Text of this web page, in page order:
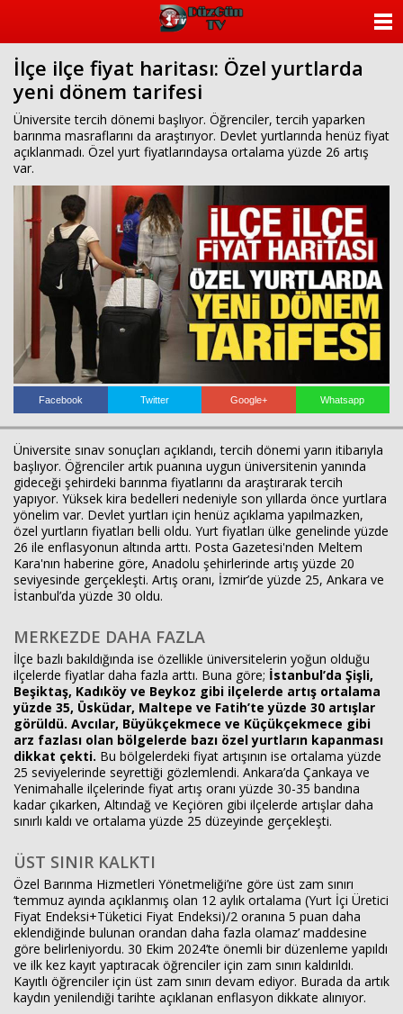
İlçe ilçe fiyat haritası: Özel yurtlarda
yeni dönem tarifesi
Üniversite tercih dönemi başlıyor. Öğrenciler, tercih yaparken
barınma masraflarını da araştırıyor. Devlet yurtlarında henüz fiyat
açıklanmadı. Özel yurt fiyatlarındaysa ortalama yüzde 26 artış
var.
Facebook Twitter Google+ Whatsapp
Üniversite sınav sonuçları açıklandı, tercih dönemi yarın itibarıyla
başlıyor. Öğrenciler artık puanına uygun üniversitenin yanında
gideceği şehirdeki barınma fiyatlarını da araştırarak tercih
yapıyor. Yüksek kira bedelleri nedeniyle son yıllarda önce yurtlara
yönelim var. Devlet yurtları için henüz açıklama yapılmazken,
özel yurtların fiyatları belli oldu. Yurt fiyatları ülke genelinde yüzde
26 ile enflasyonun altında arttı. Posta Gazetesi'nden Meltem
Kara'nın haberine göre, Anadolu şehirlerinde artış yüzde 20
seviyesinde gerçekleşti. Artış oranı, İzmir’de yüzde 25, Ankara ve
İstanbul’da yüzde 30 oldu.
MERKEZDE DAHA FAZLA
İlçe bazlı bakıldığında ise özellikle üniversitelerin yoğun olduğu
ilçelerde fiyatlar daha fazla arttı. Buna göre; İstanbul’da Şişli,
Beşiktaş, Kadıköy ve Beykoz gibi ilçelerde artış ortalama
yüzde 35, Üsküdar, Maltepe ve Fatih’te yüzde 30 artışlar
görüldü. Avcılar, Büyükçekmece ve Küçükçekmece gibi
arz fazlası olan bölgelerde bazı özel yurtların kapanması
dikkat çekti. Bu bölgelerdeki fiyat artışının ise ortalama yüzde
25 seviyelerinde seyrettiği gözlemlendi. Ankara’da Çankaya ve
Yenimahalle ilçelerinde fiyat artış oranı yüzde 30-35 bandına
kadar çıkarken, Altındağ ve Keçiören gibi ilçelerde artışlar daha
sınırlı kaldı ve ortalama yüzde 25 düzeyinde gerçekleşti.
ÜST SINIR KALKTI
Özel Barınma Hizmetleri Yönetmeliği’ne göre üst zam sınırı
‘temmuz ayında açıklanmış olan 12 aylık ortalama (Yurt İçi Üretici
Fiyat Endeksi+Tüketici Fiyat Endeksi)/2 oranına 5 puan daha
eklendiğinde bulunan orandan daha fazla olamaz’ maddesine
göre belirleniyordu. 30 Ekim 2024’te önemli bir düzenleme yapıldı
ve ilk kez kayıt yaptıracak öğrenciler için zam sınırı kaldırıldı.
Kayıtlı öğrenciler için üst zam sınırı devam ediyor. Burada da artık
kaydın yenilendiği tarihte açıklanan enflasyon dikkate alınıyor.
KATEGORİLER
ANKETLER
VİDEO GALERİ
KÜNYE
İLETİŞİM
Haberin Doğru Adresi.